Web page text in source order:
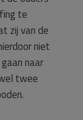
te
zij van de
niet
naar
twee